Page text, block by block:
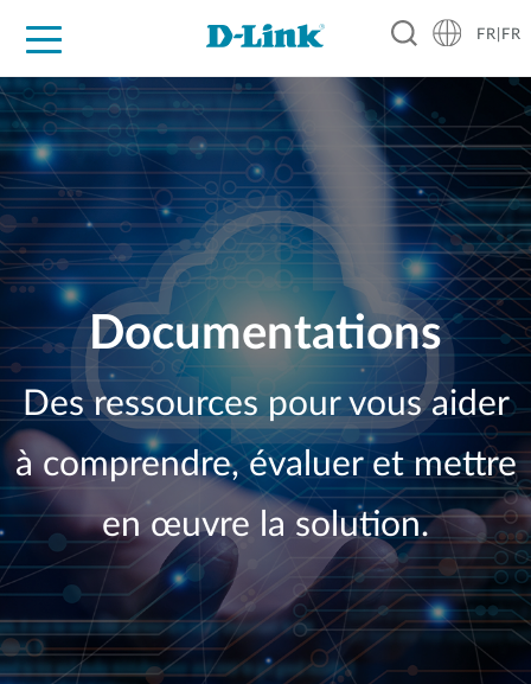
Grand Public
Entreprises
Industrie
Support
Ressources
Partenaires
FR|FR
Documentations
Des ressources pour vous aider
à comprendre, évaluer et mettre
en œuvre la solution.